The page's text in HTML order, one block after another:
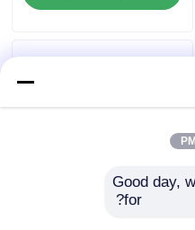
Good day,
for?